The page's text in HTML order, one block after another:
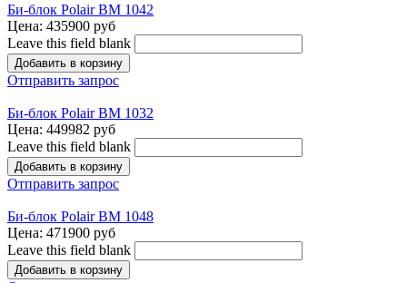
Би-блок Polair BM 1042
Цена: 435900 руб
Leave this field blank
Отправить запрос
Би-блок Polair BM 1032
Цена: 449982 руб
Leave this field blank
Отправить запрос
Би-блок Polair BM 1048
Цена: 471900 руб
Leave this field blank